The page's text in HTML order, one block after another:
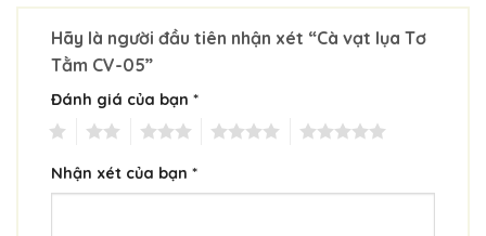
Hãy là người đầu tiên nhận xét “Cà vạt lụa Tơ
Tằm CV-05”
Đánh giá của bạn *
Nhận xét của bạn *